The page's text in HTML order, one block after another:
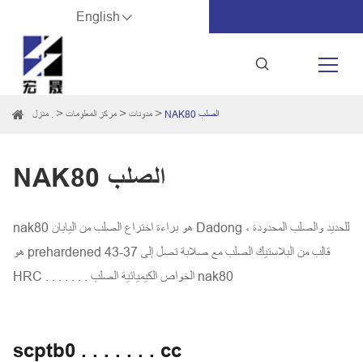
English
مركز المعلومات مدونات NAK80 الصلب
NAK80 الصلب
nak80 هو براءة اختراع الصلب من اليابان Dadong للحديد والصلب المحدودة ،
هو prehardened قالب من البلاستيك الصلب مع صلابة تصل إلى 37-43
HRC . . . . . . . الخواص الكيميائية الصلب nak80
scptb0 . . . . . . . cc